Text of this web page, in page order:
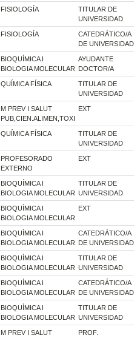
FISIOLOGÍA
TITULAR DE
UNIVERSIDAD
FISIOLOGÍA
CATEDRÁTICO/A
DE UNIVERSIDAD
BIOQUÍMICA I
BIOLOGIA MOLECULAR
AYUDANTE
DOCTOR/A
QUÍMICA FÍSICA
TITULAR DE
UNIVERSIDAD
M PREV I SALUT
PUB,CIEN.ALIMEN,TOXI
EXT
QUÍMICA FÍSICA
TITULAR DE
UNIVERSIDAD
PROFESORADO
EXTERNO
EXT
BIOQUÍMICA I
BIOLOGIA MOLECULAR
TITULAR DE
UNIVERSIDAD
BIOQUÍMICA I
BIOLOGIA MOLECULAR
EXT
BIOQUÍMICA I
BIOLOGIA MOLECULAR
CATEDRÁTICO/A
DE UNIVERSIDAD
BIOQUÍMICA I
BIOLOGIA MOLECULAR
TITULAR DE
UNIVERSIDAD
BIOQUÍMICA I
BIOLOGIA MOLECULAR
CATEDRÁTICO/A
DE UNIVERSIDAD
BIOQUÍMICA I
BIOLOGIA MOLECULAR
TITULAR DE
UNIVERSIDAD
M PREV I SALUT
PROF.